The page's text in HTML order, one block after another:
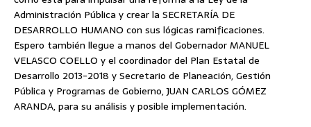
Administración Pública y crear la SECRETARÍA DE
DESARROLLO HUMANO con sus lógicas ramificaciones.
Espero también llegue a manos del Gobernador MANUEL
VELASCO COELLO y el coordinador del Plan Estatal de
Desarrollo 2013-2018 y Secretario de Planeación, Gestión
Pública y Programas de Gobierno, JUAN CARLOS GÓMEZ
ARANDA, para su análisis y posible implementación.